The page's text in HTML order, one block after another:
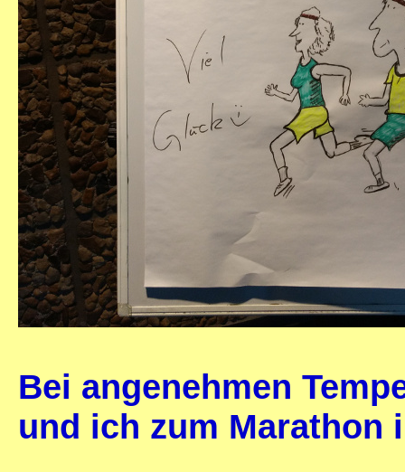
Bei angenehmen
und ich zum Marathon